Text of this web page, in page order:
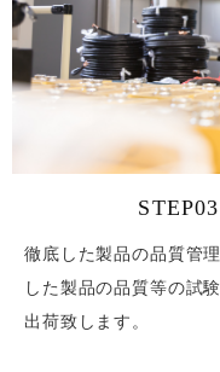
徹底した製品の品質管
した製品の品質等の試
出荷致します。